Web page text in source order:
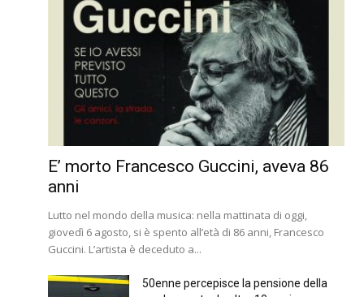
E’ morto Francesco Guccini, aveva 86
anni
Lutto nel mondo della musica: nella mattinata di oggi,
giovedì 6 agosto, si è spento all’età di 86 anni, Francesco
Guccini. L’artista è deceduto a...
50enne percepisce la pensione della